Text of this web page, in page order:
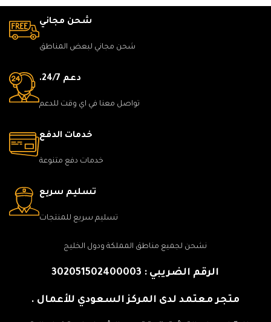
شحن مجاني
شحن مجاني لبعض المناطق
دعم 24/7.
تواصل معنا في اي وقت للدعم
خدمات الدفع
خدمات دفع متنوعة
تسليم سريع
تسليم سريع للمنتجات
نشحن لجميع مناطق المملكة ودول الخليج
الرقم الضريبي : 302051502400003
متجر معتمد لدى المركز السعودي للأعمال .